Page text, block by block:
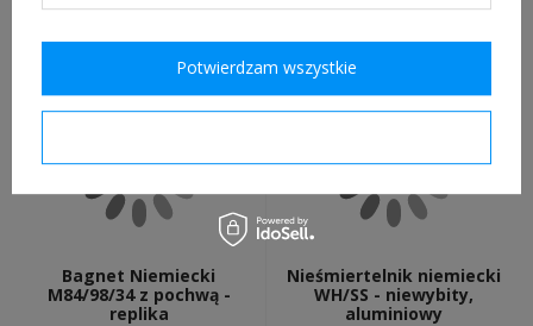
Bagnet Niemiecki
M84/98/34 z pochwą -
replika
Nieśmiertelnik niemiecki
WH/SS - niewybity,
aluminiowy
Potwierdzam wszystkie